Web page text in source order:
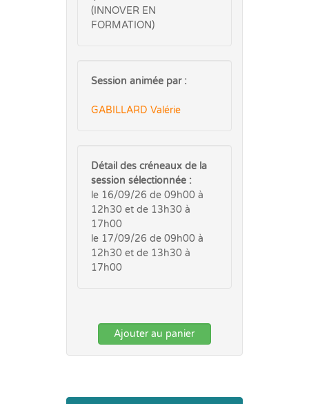
(INNOVER EN
FORMATION)
Session animée par :
GABILLARD Valérie
Détail des créneaux de la
session sélectionnée :
le 16/09/26 de 09h00 à
12h30 et de 13h30 à
17h00
le 17/09/26 de 09h00 à
12h30 et de 13h30 à
17h00
Ajouter au panier